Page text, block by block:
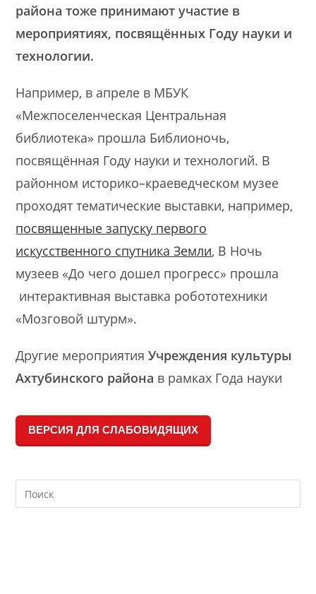
района тоже принимают участие в
мероприятиях, посвящённых Году науки и
технологии.
Например, в апреле в МБУК
«Межпоселенческая Центральная
библиотека» прошла Библионочь,
посвящённая Году науки и технологий. В
районном историко–краеведческом музее
проходят тематические выставки, например,
посвященные запуску первого
искусственного спутника Земли, В Ночь
музеев «До чего дошел прогресс» прошла
интерактивная выставка робототехники
«Мозговой штурм».
Другие мероприятияУчреждения культуры
Ахтубинского района в рамках Года науки
ВЕРСИЯ ДЛЯ СЛАБОВИДЯЩИХ
Search
this